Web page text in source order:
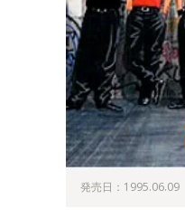
発売日：1995.06.09